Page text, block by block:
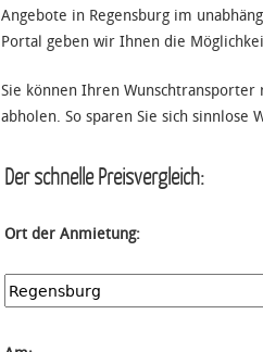
Angebote in Regensburg im
Portal geben wir Ihnen die
Sie können Ihren
abholen. So sparen Sie sich sinnlose
Der schnelle Preisvergleich:
Ort der Anmietung: